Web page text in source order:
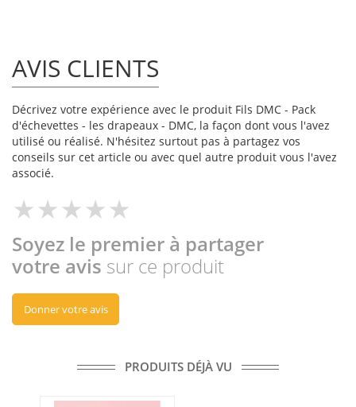
AVIS CLIENTS
Décrivez votre expérience avec le produit Fils DMC - Pack
d'échevettes - les drapeaux - DMC, la façon dont vous l'avez
utilisé ou réalisé. N'hésitez surtout pas à partagez vos
conseils sur cet article ou avec quel autre produit vous l'avez
associé.
Soyez le premier à partager
votre avis sur ce produit
Donner votre avis
PRODUITS DÉJÀ VU